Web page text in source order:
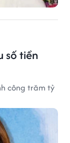
số tiền
công trăm tỷ